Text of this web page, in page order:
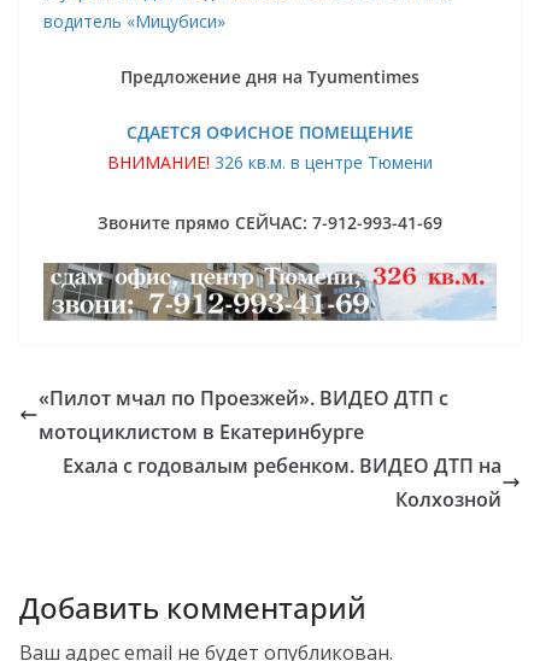
водитель «Мицубиси»
Предложение дня на Tyumentimes
СДАЕТСЯ ОФИСНОЕ ПОМЕЩЕНИЕ
ВНИМАНИЕ! 326 кв.м. в центре Тюмени
Звоните прямо СЕЙЧАС: 7-912-993-41-69
«Пилот мчал по Проезжей». ВИДЕО ДТП с
мотоциклистом в Екатеринбурге
Ехала с годовалым ребенком. ВИДЕО ДТП на
Колхозной
Добавить комментарий
Ваш адрес email не будет опубликован.